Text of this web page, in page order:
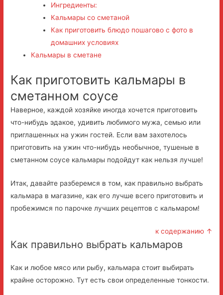
Ингредиенты:
Кальмары со сметаной
Как приготовить блюдо пошагово с фото в
домашних условиях
Кальмары в сметане
Как приготовить кальмары в
сметанном соусе
Наверное, каждой хозяйке иногда хочется приготовить
что-нибудь эдакое, удивить любимого мужа, семью или
приглашенных на ужин гостей. Если вам захотелось
приготовить на ужин что-нибудь необычное, тушеные в
сметанном соусе кальмары подойдут как нельзя лучше!
Итак, давайте разберемся в том, как правильно выбрать
кальмара в магазине, как его лучше всего приготовить и
пробежимся по парочке лучших рецептов с кальмаром!
к содержанию ↑
Как правильно выбрать кальмаров
Как и любое мясо или рыбу, кальмара стоит выбирать
крайне осторожно. Тут есть свои определенные тонкости.